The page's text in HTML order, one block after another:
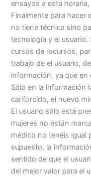
ensayos a esta
Finalmente para hacer
no tiene técnica sino
tecnología y el
cursos de recursos,
trabajo de el usuario,
información, ya que
Sólo en la información
cariforcido, el nuevo
El usuario sólo está
mujeres no están
médico no tenéis igual
supuesto, la
sentido de que el
del mejor valor para el